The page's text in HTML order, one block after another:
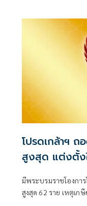
โปรดเกล้าฯ ถ
สูงสุด แต่งตั้ง
มีพระบรมราชโองกา
สูงสุด 62 ราย เหตุเก